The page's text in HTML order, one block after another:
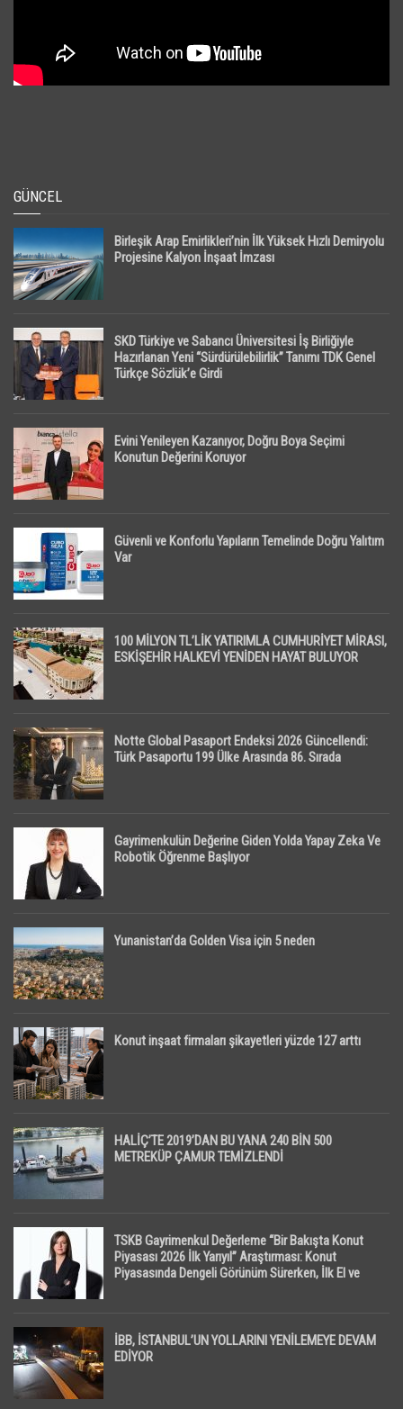
GÜNCEL
Birleşik Arap Emirlikleri’nin İlk Yüksek Hızlı Demiryolu
Projesine Kalyon İnşaat İmzası
SKD Türkiye ve Sabancı Üniversitesi İş Birliğiyle
Hazırlanan Yeni “Sürdürülebilirlik” Tanımı TDK Genel
Türkçe Sözlük’e Girdi
Evini Yenileyen Kazanıyor, Doğru Boya Seçimi
Konutun Değerini Koruyor
Güvenli ve Konforlu Yapıların Temelinde Doğru Yalıtım
Var
100 MİLYON TL’LİK YATIRIMLA CUMHURİYET MİRASI,
ESKİŞEHİR HALKEVİ YENİDEN HAYAT BULUYOR
Notte Global Pasaport Endeksi 2026 Güncellendi:
Türk Pasaportu 199 Ülke Arasında 86. Sırada
Gayrimenkulün Değerine Giden Yolda Yapay Zeka Ve
Robotik Öğrenme Başlıyor
Yunanistan’da Golden Visa için 5 neden
Konut inşaat firmaları şikayetleri yüzde 127 arttı
HALİÇ’TE 2019’DAN BU YANA 240 BİN 500
METREKÜP ÇAMUR TEMİZLENDİ
TSKB Gayrimenkul Değerleme “Bir Bakışta Konut
Piyasası 2026 İlk Yarıyıl” Araştırması: Konut
Piyasasında Dengeli Görünüm Sürerken, İlk El ve
İBB, İSTANBUL’UN YOLLARINI YENİLEMEYE DEVAM
EDİYOR